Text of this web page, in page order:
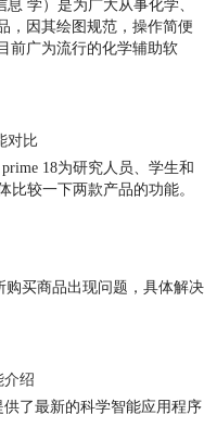
息 学）是为广大从事化学、
，因其绘图规范，操作简便
前广为流行的化学辅助软
对比
18为研究人员、学生和
较一下两款产品的功能。
买商品出现问题，具体解决
介绍
供了最新的科学智能应用程序